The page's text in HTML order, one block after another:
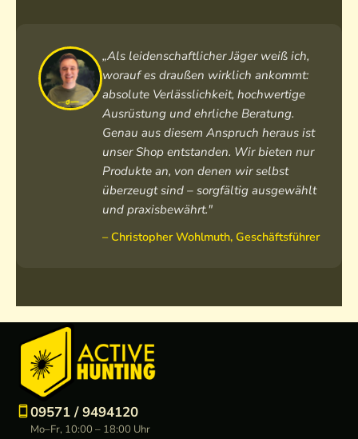
„Als leidenschaftlicher Jäger weiß ich,
worauf es draußen wirklich ankommt:
absolute Verlässlichkeit, hochwertige
Ausrüstung und ehrliche Beratung.
Genau aus diesem Anspruch heraus ist
unser Shop entstanden. Wir bieten nur
Produkte an, von denen wir selbst
überzeugt sind – sorgfältig ausgewählt
und praxisbewährt."
– Christopher Wohlmuth, Geschäftsführer
09571 / 9494120
Mo–Fr, 10:00 – 18:00 Uhr